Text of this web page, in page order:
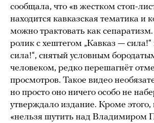
сообщала, что «в жестком стоп-
находится кавказская тематика и
можно трактовать как
ролик с хештегом „Кавказ —
сила!“, снятый условным
человеком, редко перешагнёт
просмотров. Такое видео
но просто оно ничего особо не
утверждало издание. Кроме
«нельзя шутить над Владимиром